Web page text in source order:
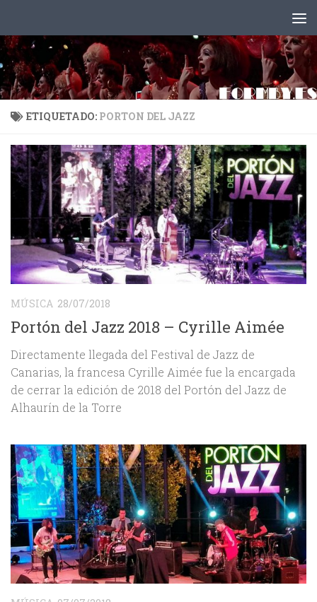
ETIQUETADO: PORTON DEL JAZZ
MÚSICA 28/07/2018
Portón del Jazz 2018 – Cyrille Aimée
Directamente llegada del Festival de Jazz de
Canarias, la francesa Cyrille Aimée fue la encargada
de cerrar la edición de 2018 del Portón del Jazz de
Alhaurín de la Torre